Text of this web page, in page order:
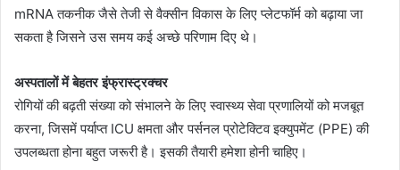
mRNA तकनीक जैसे तेजी से वैक्सीन विकास के लिए प्लेटफॉर्म को बढ़ाया जा
सकता है जिसने उस समय कई अच्छे परिणाम दिए थे।
अस्पतालों में बेहतर इंफ्रास्ट्रक्चर
रोगियों की बढ़ती संख्या को संभालने के लिए स्वास्थ्य सेवा प्रणालियों को मजबूत
करना, जिसमें पर्याप्त ICU क्षमता और पर्सनल प्रोटेक्टिव इक्युपमेंट (PPE) की
उपलब्धता होना बहुत जरूरी है। इसकी तैयारी हमेशा होनी चाहिए।